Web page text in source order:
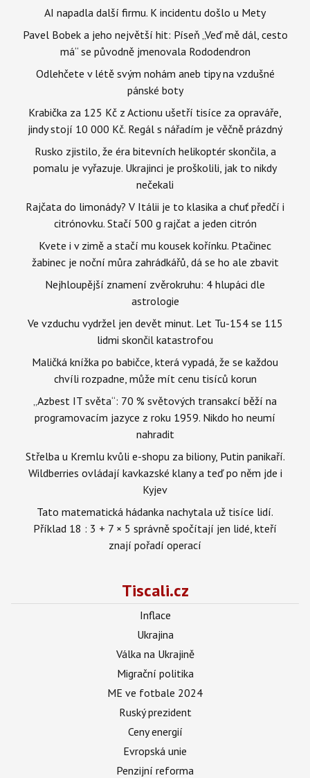
AI napadla další firmu. K incidentu došlo u Mety
Pavel Bobek a jeho největší hit: Píseň „Veď mě dál, cesto
má“ se původně jmenovala Rododendron
Odlehčete v létě svým nohám aneb tipy na vzdušné
pánské boty
Krabička za 125 Kč z Actionu ušetří tisíce za opraváře,
jindy stojí 10 000 Kč. Regál s nářadím je věčně prázdný
Rusko zjistilo, že éra bitevních helikoptér skončila, a
pomalu je vyřazuje. Ukrajinci je proškolili, jak to nikdy
nečekali
Rajčata do limonády? V Itálii je to klasika a chuť předčí i
citrónovku. Stačí 500 g rajčat a jeden citrón
Kvete i v zimě a stačí mu kousek kořínku. Ptačinec
žabinec je noční můra zahrádkářů, dá se ho ale zbavit
Nejhloupější znamení zvěrokruhu: 4 hlupáci dle
astrologie
Ve vzduchu vydržel jen devět minut. Let Tu-154 se 115
lidmi skončil katastrofou
Maličká knížka po babičce, která vypadá, že se každou
chvíli rozpadne, může mít cenu tisíců korun
„Azbest IT světa“: 70 % světových transakcí běží na
programovacím jazyce z roku 1959. Nikdo ho neumí
nahradit
Střelba u Kremlu kvůli e-shopu za biliony, Putin panikaří.
Wildberries ovládají kavkazské klany a teď po něm jde i
Kyjev
Tato matematická hádanka nachytala už tisíce lidí.
Příklad 18 : 3 + 7 × 5 správně spočítají jen lidé, kteří
znají pořadí operací
Tiscali.cz
Inflace
Ukrajina
Válka na Ukrajině
Migrační politika
ME ve fotbale 2024
Ruský prezident
Ceny energií
Evropská unie
Penzijní reforma